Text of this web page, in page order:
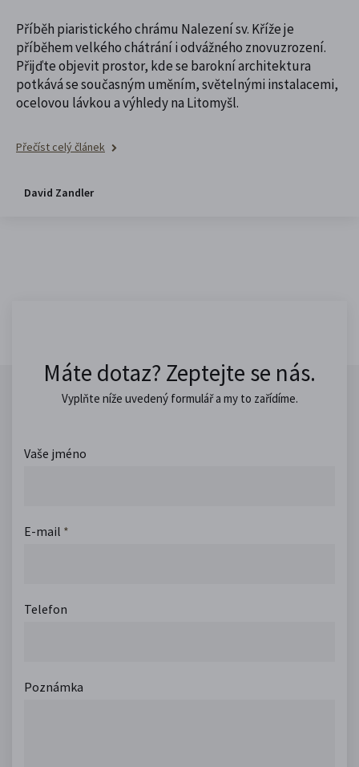
Příběh piaristického chrámu Nalezení sv. Kříže je
příběhem velkého chátrání i odvážného znovuzrození.
Přijďte objevit prostor, kde se barokní architektura
potkává se současným uměním, světelnými instalacemi,
ocelovou lávkou a výhledy na Litomyšl.
Přečíst celý článek
David Zandler
Máte dotaz? Zeptejte se nás.
Vyplňte níže uvedený formulář a my to zařídíme.
Vaše jméno
E-mail *
Telefon
Poznámka